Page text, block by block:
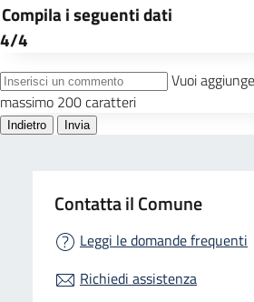
Contatta il Comune
Leggi le domande frequenti
Richiedi assistenza